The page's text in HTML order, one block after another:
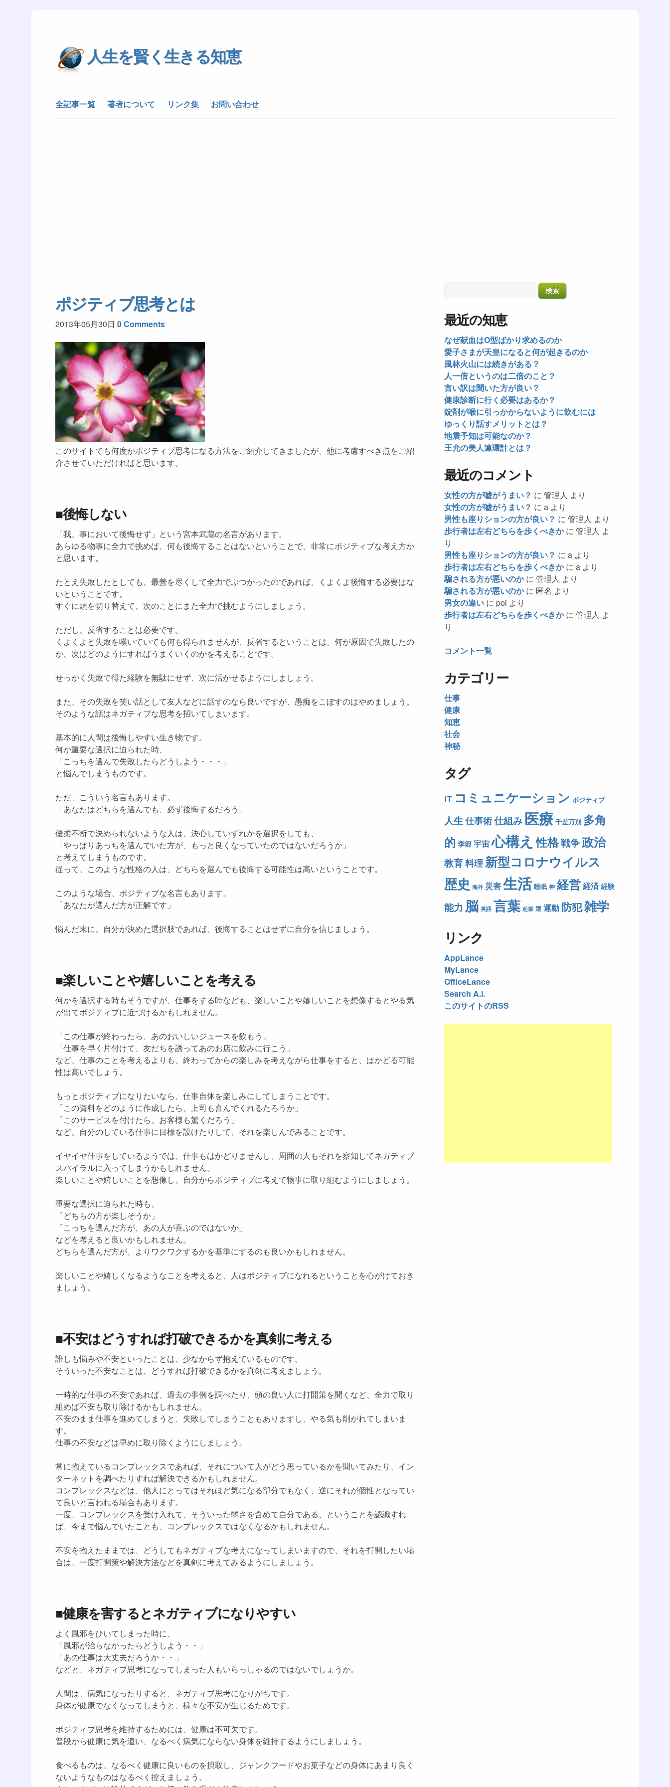
人生を賢く生きる知恵
全記事一覧 著者について リンク集 お問い合わせ
ポジティブ思考とは
2013年05月30日 0 Comments
このサイトでも何度かポジティブ思考になる方法をご紹介してきましたが、他に考慮すべき点をご紹
介させていただければと思います。
■後悔しない
「我、事において後悔せず」という宮本武蔵の名言があります。
あらゆる物事に全力で挑めば、何も後悔することはないということで、非常にポジティブな考え方か
と思います。
たとえ失敗したとしても、最善を尽くして全力でぶつかったのであれば、くよくよ後悔する必要はな
いということです。
すぐに頭を切り替えて、次のことにまた全力で挑むようにしましょう。
ただし、反省することは必要です。
くよくよと失敗を嘆いていても何も得られませんが、反省するということは、何が原因で失敗したの
か、次はどのようにすればうまくいくのかを考えることです。
せっかく失敗で得た経験を無駄にせず、次に活かせるようにしましょう。
また、その失敗を笑い話として友人などに話すのなら良いですが、愚痴をこぼすのはやめましょう。
そのような話はネガティブな思考を招いてしまいます。
基本的に人間は後悔しやすい生き物です。
何か重要な選択に迫られた時、
「こっちを選んで失敗したらどうしよう・・・」
と悩んでしまうものです。
ただ、こういう名言もあります。
「あなたはどちらを選んでも、必ず後悔するだろう」
優柔不断で決められないような人は、決心していずれかを選択をしても、
「やっぱりあっちを選んでいた方が、もっと良くなっていたのではないだろうか」
と考えてしまうものです。
従って、このような性格の人は、どちらを選んでも後悔する可能性は高いということです。
このような場合、ポジティブな名言もあります。
「あなたが選んだ方が正解です」
悩んだ末に、自分が決めた選択肢であれば、後悔することはせずに自分を信じましょう。
■楽しいことや嬉しいことを考える
何かを選択する時もそうですが、仕事をする時なども、楽しいことや嬉しいことを想像するとやる気
が出てポジティブに近づけるかもしれません。
「この仕事が終わったら、あのおいしいジュースを飲もう」
「仕事を早く片付けて、友だちを誘ってあのお店に飲みに行こう」
など、仕事のことを考えるよりも、終わってからの楽しみを考えながら仕事をすると、はかどる可能
性は高いでしょう。
もっとポジティブになりたいなら、仕事自体を楽しみにしてしまうことです。
「この資料をどのように作成したら、上司も喜んでくれるたろうか」
「このサービスを付けたら、お客様も驚くだろう」
など、自分のしている仕事に目標を設けたりして、それを楽しんでみることです。
イヤイヤ仕事をしているようでは、仕事もはかどりませんし、周囲の人もそれを察知してネガティブ
スパイラルに入ってしまうかもしれません。
楽しいことや嬉しいことを想像し、自分からポジティブに考えて物事に取り組むようにしましょう。
重要な選択に迫られた時も、
「どちらの方が楽しそうか」
「こっちを選んだ方が、あの人が喜ぶのではないか」
などを考えると良いかもしれません。
どちらを選んだ方が、よりワクワクするかを基準にするのも良いかもしれません。
楽しいことや嬉しくなるようなことを考えると、人はポジティブになれるということを心がけておき
ましょう。
■不安はどうすれば打破できるかを真剣に考える
誰しも悩みや不安といったことは、少なからず抱えているものです。
そういった不安なことは、どうすれば打破できるかを真剣に考えましょう。
一時的な仕事の不安であれば、過去の事例を調べたり、頭の良い人に打開策を聞くなど、全力で取り
組めば不安も取り除けるかもしれません。
不安のまま仕事を進めてしまうと、失敗してしまうこともありますし、やる気も削がれてしまいま
す。
仕事の不安などは早めに取り除くようにしましょう。
常に抱えているコンプレックスであれば、それについて人がどう思っているかを聞いてみたり、イン
ターネットを調べたりすれば解決できるかもしれません。
コンプレックスなどは、他人にとってはそれほど気になる部分でもなく、逆にそれが個性となってい
て良いと言われる場合もあります。
一度、コンプレックスを受け入れて、そういった弱さを含めて自分である、ということを認識すれ
ば、今まで悩んでいたことも、コンプレックスではなくなるかもしれません。
不安を抱えたままでは、どうしてもネガティブな考えになってしまいますので、それを打開したい場
合は、一度打開策や解決方法などを真剣に考えてみるようにしましょう。
■健康を害するとネガティブになりやすい
よく風邪をひいてしまった時に、
「風邪が治らなかったらどうしよう・・」
「あの仕事は大丈夫だろうか・・」
などと、ネガティブ思考になってしまった人もいらっしゃるのではないでしょうか。
人間は、病気になったりすると、ネガティブ思考になりがちです。
身体が健康でなくなってしまうと、様々な不安が生じるためです。
ポジティブ思考を維持するためには、健康は不可欠です。
普段から健康に気を遣い、なるべく病気にならない身体を維持するようにしましょう。
食べるものは、なるべく健康に良いものを摂取し、ジャンクフードやお菓子などの身体にあまり良く
ないようなものはなるべく控えましょう。
最近の知恵
なぜ献血はO型ばかり求めるのか
愛子さまが天皇になると何が起きるのか
風林火山には続きがある？
人一倍というのは二倍のこと？
言い訳は聞いた方が良い？
健康診断に行く必要はあるか？
錠剤が喉に引っかからないように飲むには
ゆっくり話すメリットとは？
地震予知は可能なのか？
王允の美人連環計とは？
最近のコメント
女性の方が嘘がうまい？ に 管理人 より
女性の方が嘘がうまい？ に a より
男性も座りションの方が良い？ に 管理人 より
歩行者は左右どちらを歩くべきかに 管理人 よ
り
男性も座りションの方が良い？ に a より
歩行者は左右どちらを歩くべきかに a より
騙される方が悪いのかに 管理人 より
騙される方が悪いのかに 匿名 より
男女の違い に poi より
歩行者は左右どちらを歩くべきかに 管理人 よ
り
コメント一覧
カテゴリー
仕事
健康
知恵
社会
神秘
タグ
IT コミュニケーション ポジティブ
人生仕事術仕組み医療 千差万別 多角
的 季節 宇宙心構え 性格戦争政治
教育料理 新型コロナウイルス
歴史 海外 災害生活 睡眠 神 経営経済 経験
能力 脳 英語 言葉 起業 運 運動 防犯雑学
リンク
AppLance
MyLance
OfficeLance
Search A.I.
このサイトのRSS